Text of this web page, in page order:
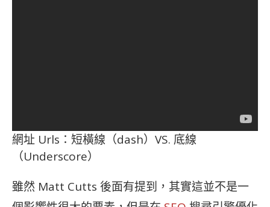
網址 Urls：短橫線（dash）VS. 底線
（Underscore）
雖然 Matt Cutts 後面有提到，其實這並不是一